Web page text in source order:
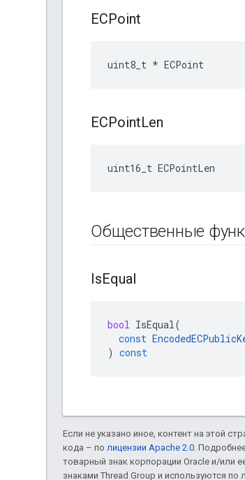
ECPoint
uint8_t * ECPoint
ECPointLen
uint16_t ECPointLen
Общественные
IsEqual
bool IsEqual(
const
) const
Если не указано иное, контент на этой
кода – по лицензии Apache 2.0.
товарный знак корпорации Oracle и/или
знаками Thread Group и используются по